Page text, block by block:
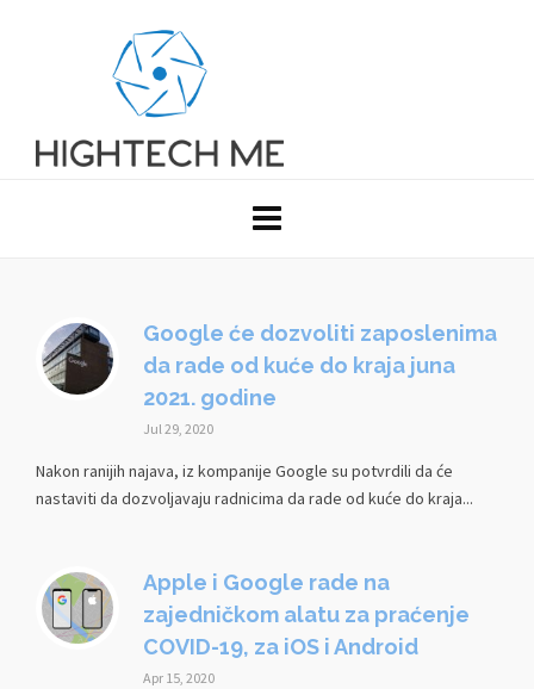
Google će dozvoliti zaposlenima
da rade od kuće do kraja juna
2021. godine
Jul 29, 2020
Nakon ranijih najava, iz kompanije Google su potvrdili da će
nastaviti da dozvoljavaju radnicima da rade od kuće do kraja...
Apple i Google rade na
zajedničkom alatu za praćenje
COVID-19, za iOS i Android
Apr 15, 2020